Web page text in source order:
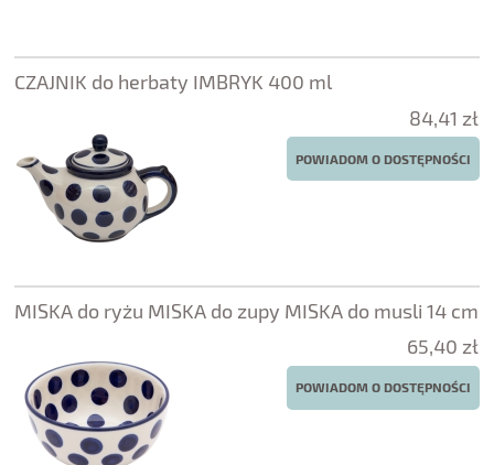
CZAJNIK do herbaty IMBRYK 400 ml
84,41 zł
POWIADOM O DOSTĘPNOŚCI
MISKA do ryżu MISKA do zupy MISKA do musli 14 cm
65,40 zł
POWIADOM O DOSTĘPNOŚCI